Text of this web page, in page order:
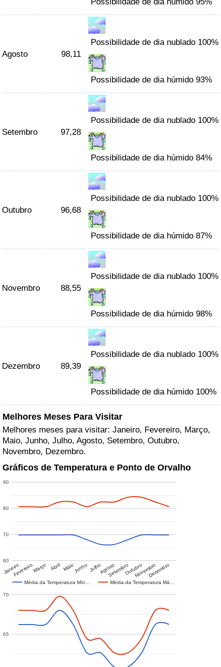
Agosto 98,11
Possibilidade de dia nublado 100%
Possibilidade de dia húmido 93%
Setembro 97,28
Possibilidade de dia nublado 100%
Possibilidade de dia húmido 84%
Outubro 96,68
Possibilidade de dia nublado 100%
Possibilidade de dia húmido 87%
Novembro 88,55
Possibilidade de dia nublado 100%
Possibilidade de dia húmido 98%
Dezembro 89,39
Possibilidade de dia nublado 100%
Possibilidade de dia húmido 100%
Melhores Meses Para Visitar
Melhores meses para visitar: Janeiro, Fevereiro, Março,
Maio, Junho, Julho, Agosto, Setembro, Outubro,
Novembro, Dezembro.
Gráficos de Temperatura e Ponto de Orvalho
Média da Temperatura Mín… Média da Temperatura Má…
JaneiroFevereiroMarço Abril MaioJunho JulhoAgostoSetembroOutubroNovembroDezembro
60
70
80
90
65
70